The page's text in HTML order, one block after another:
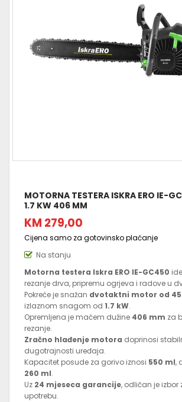
MOTORNA TESTERA ISKRA ERO IE-
1.7 KW 406 MM
KM 279,00
Cijena samo za gotovinsko plaćanje
Na stanju
Motorna testera Iskra ERO IE-GC450
rezanje drva, pripremu ogrjeva i radove u
Pokreće je snažan dvotaktni motor od 45
izlaznom snagom od 1.7 kW.
Opremljena je mačem dužine 406 mm za
rezanje.
Zračno hlađenje motora doprinosi
dugotrajnosti uređaja.
Kapacitet posude za gorivo iznosi 550 ml,
260 ml.
Uz 24 mjeseca garancije, odličan je izbor
upotrebu.